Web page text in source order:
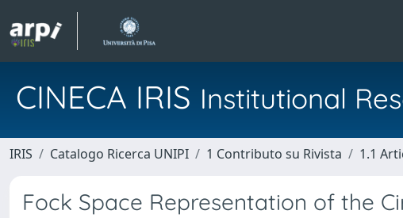
CINECA IRIS Institutional
IRIS Catalogo Ricerca UNIPI 1 Contributo su Rivista 1.1
Fock Space Representation of the